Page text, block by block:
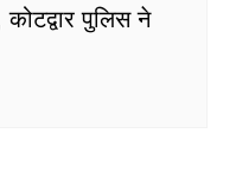
पुलिस ने